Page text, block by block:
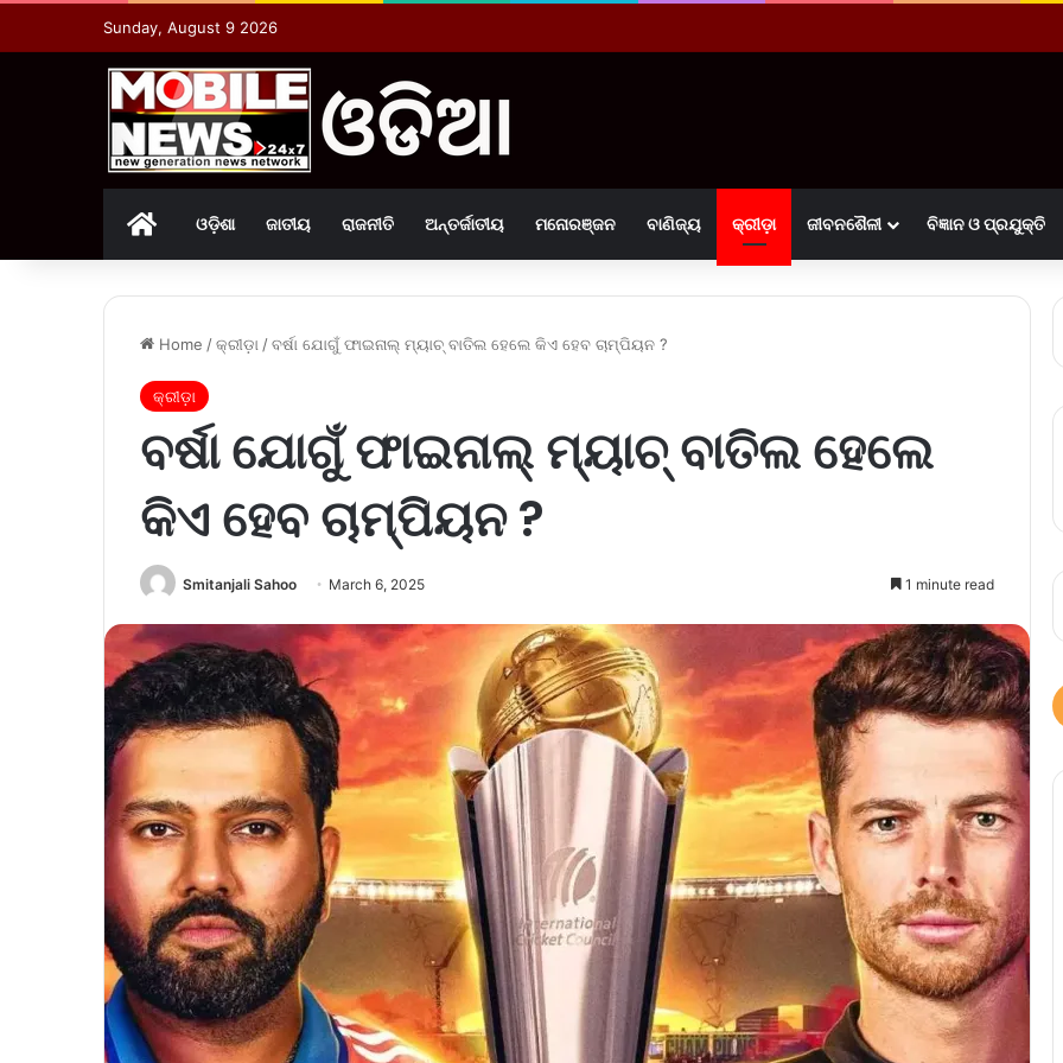
Sunday, August 9 2026
Homeଓଡ଼ିଶା ଜାତୀୟ ରାଜନୀତି ଅନ୍ତର୍ଜାତୀୟ ମନୋରଞ୍ଜନ ବାଣିଜ୍ୟ କ୍ରୀଡ଼ା ଜୀବନଶୈଳୀ ବିଜ୍ଞାନ ଓ ପ୍ରଯୁକ୍ତି
Home /କ୍ରୀଡ଼ା /ବର୍ଷା ଯୋଗୁଁ ଫାଇନାଲ୍‌ ମ୍ୟାଚ୍ ବାତିଲ ହେଲେ କିଏ ହେବ ଚାମ୍ପିୟନ ?
କ୍ରୀଡ଼ା
ବର୍ଷା ଯୋଗୁଁ ଫାଇନାଲ୍‌ ମ୍ୟାଚ୍ ବାତିଲ ହେଲେ
କିଏ ହେବ ଚାମ୍ପିୟନ ?
Smitanjali Sahoo March 6, 2025 1 minute read